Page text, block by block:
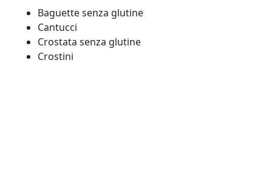
Baguette senza glutine
Cantucci
Crostata senza glutine
Crostini